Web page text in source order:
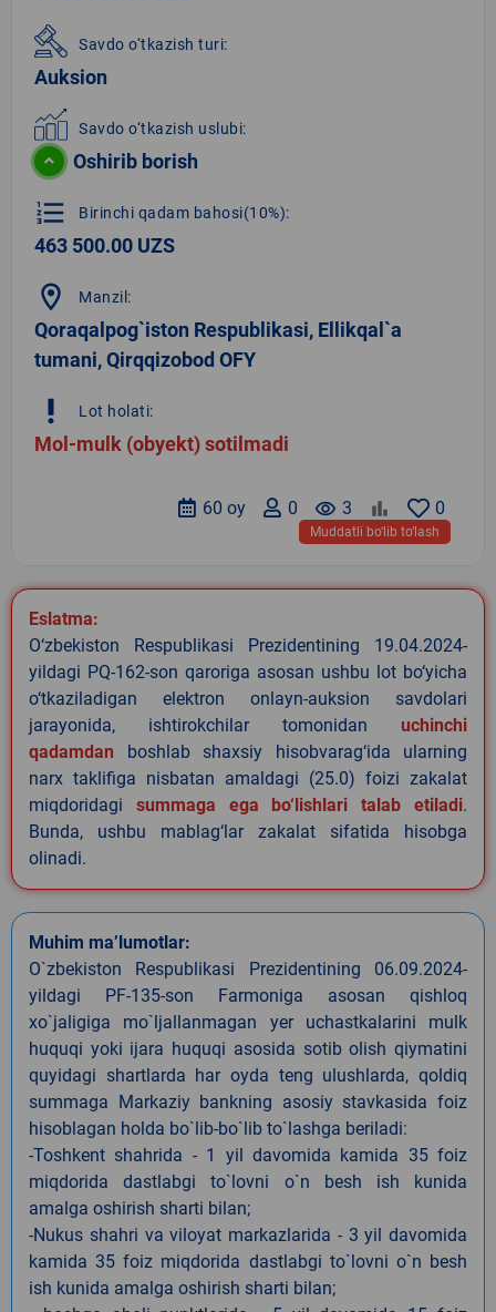
Savdo o‘tkazish turi:
Auksion
Savdo o‘tkazish uslubi:
Oshirib borish
format_list_numbered Birinchi qadam bahosi(10%):
463 500.00 UZS
location_on Manzil:
Qoraqalpog`iston Respublikasi, Ellikqal`a
tumani, Qirqqizobod OFY
priority_high Lot holati:
Mol-mulk (obyekt) sotilmadi
0
remove_red_eye 3
0
60 oy
Muddatli bo‘lib to‘lash
Eslatma:
O‘zbekiston Respublikasi Prezidentining 19.04.2024-
yildagi PQ-162-son qaroriga asosan ushbu lot bo‘yicha
o‘tkaziladigan elektron onlayn-auksion savdolari
jarayonida, ishtirokchilar tomonidan uchinchi
qadamdan boshlab shaxsiy hisobvarag‘ida ularning
narx taklifiga nisbatan amaldagi (25.0) foizi zakalat
miqdoridagi summaga ega bo‘lishlari talab etiladi.
Bunda, ushbu mablag‘lar zakalat sifatida hisobga
olinadi.
Muhim ma’lumotlar:
O`zbekiston Respublikasi Prezidentining 06.09.2024-
yildagi PF-135-son Farmoniga asosan qishloq
xo`jaligiga mo`ljallanmagan yer uchastkalarini mulk
huquqi yoki ijara huquqi asosida sotib olish qiymatini
quyidagi shartlarda har oyda teng ulushlarda, qoldiq
summaga Markaziy bankning asosiy stavkasida foiz
hisoblagan holda bo`lib-bo`lib to`lashga beriladi:
-Toshkent shahrida - 1 yil davomida kamida 35 foiz
miqdorida dastlabgi to`lovni o`n besh ish kunida
amalga oshirish sharti bilan;
-Nukus shahri va viloyat markazlarida - 3 yil davomida
kamida 35 foiz miqdorida dastlabgi to`lovni o`n besh
ish kunida amalga oshirish sharti bilan;